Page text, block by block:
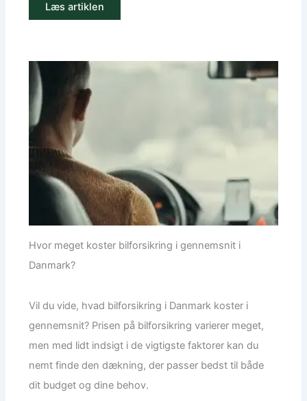
Læs artiklen
Hvor meget koster bilforsikring i gennemsnit i
Danmark?
Vil du vide, hvad bilforsikring i Danmark koster i
gennemsnit? Prisen på bilforsikring varierer meget,
men med lidt indsigt i de vigtigste faktorer kan du
nemt finde den dækning, der passer bedst til både
dit budget og dine behov.